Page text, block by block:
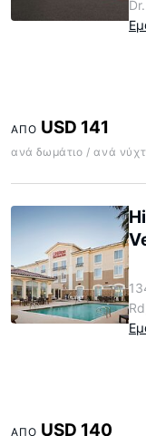
ΑΠΌ USD 141
ανά δωμάτιο / ανά
ΑΠΌ USD 140